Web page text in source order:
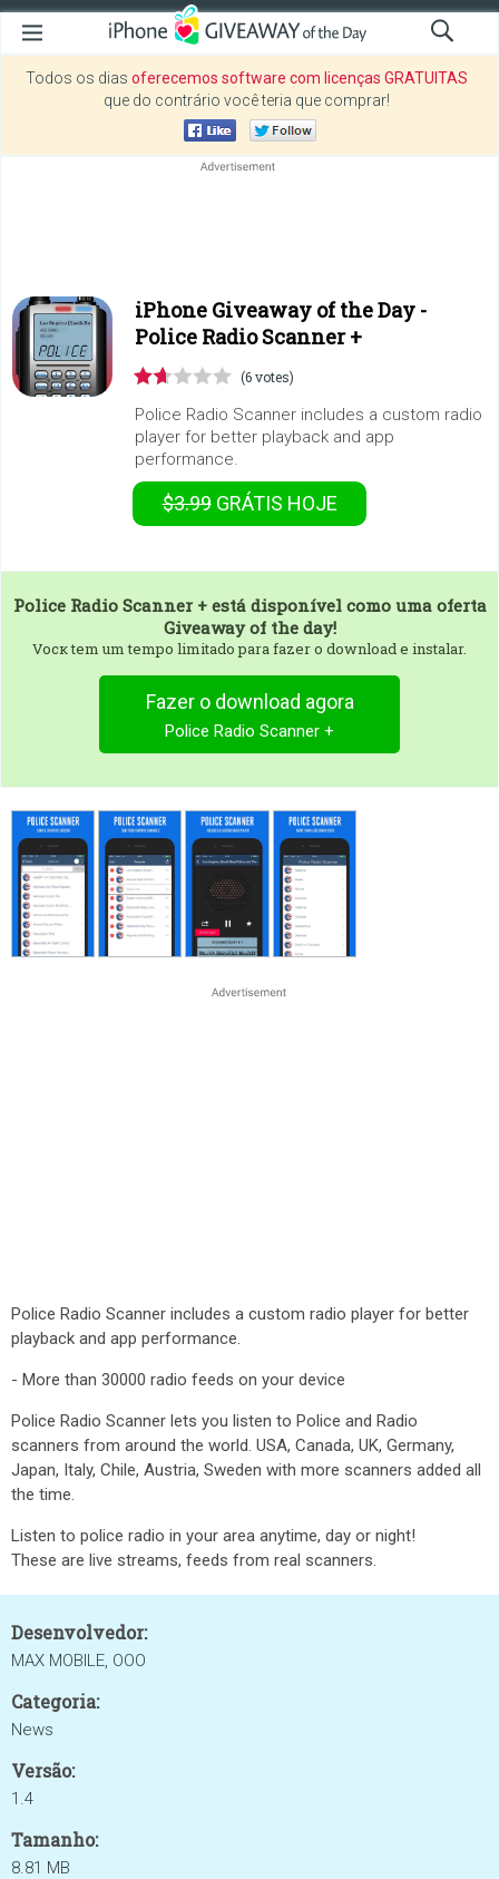
Todos os dias oferecemos software com licenças GRATUITAS
que do contrário você teria que comprar!
iPhone Giveaway of the Day -
Police Radio Scanner +
(6 votes)
Police Radio Scanner includes a custom radio
player for better playback and app
performance.
$3.99 GRÁTIS HOJE
Police Radio Scanner +está disponível como uma oferta
Giveaway of the day!
Vocк tem um tempo limitado para fazer o download e instalar.
Fazer o download agora
Police Radio Scanner +
Police Radio Scanner includes a custom radio player for better
playback and app performance.
- More than 30000 radio feeds on your device
Police Radio Scanner lets you listen to Police and Radio
scanners from around the world. USA, Canada, UK, Germany,
Japan, Italy, Chile, Austria, Sweden with more scanners added all
the time.
Listen to police radio in your area anytime​, day or night!
These are live streams, feeds from real scanners.
Desenvolvedor:
MAX MOBILE, OOO
Categoria:
News
Versão:
1.4
Tamanho:
8.81 MB